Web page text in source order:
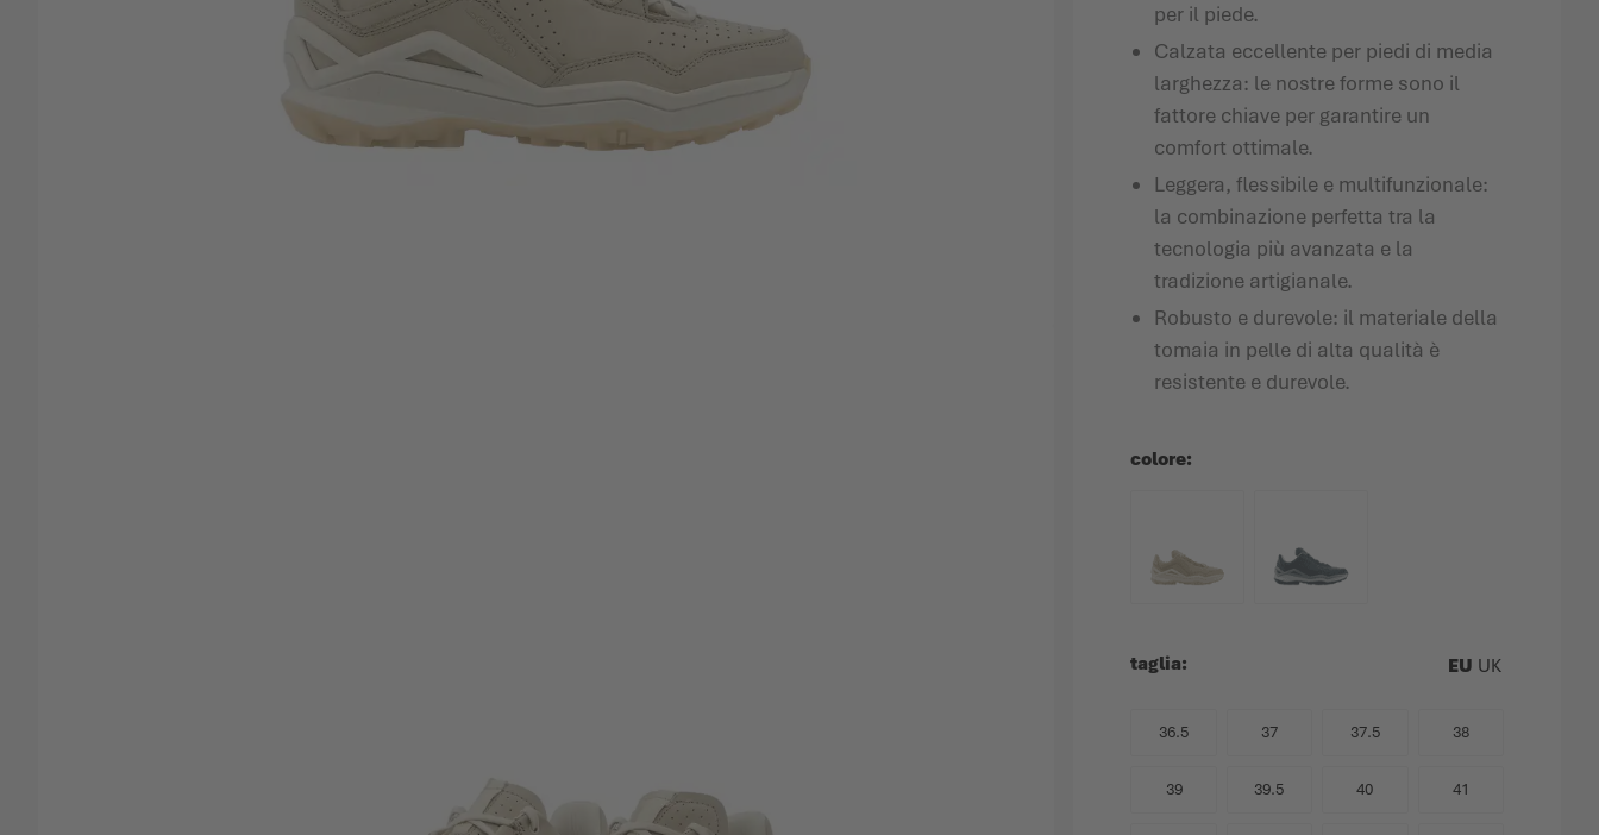
per il piede.
Calzata eccellente per piedi di media
larghezza: le nostre forme sono il
fattore chiave per garantire un
comfort ottimale.
Leggera, flessibile e multifunzionale:
la combinazione perfetta tra la
tecnologia più avanzata e la
tradizione artigianale.
Robusto e durevole: il materiale della
tomaia in pelle di alta qualità è
resistente e durevole.
colore
taglia EU UK
36.5 37 37.5 38
39 39.5 40 41